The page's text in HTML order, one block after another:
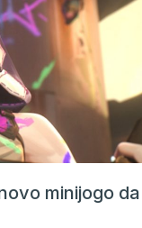
minijogo da